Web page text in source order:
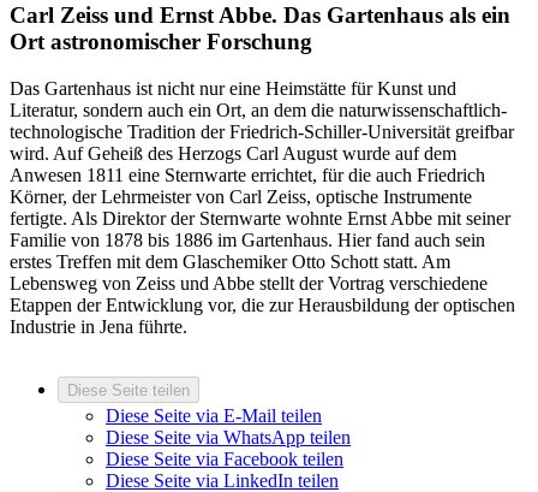
Carl Zeiss und Ernst Abbe. Das Gartenhaus als ein
Ort astronomischer Forschung
Das Gartenhaus ist nicht nur eine Heimstätte für Kunst und
Literatur, sondern auch ein Ort, an dem die naturwissenschaftlich-
technologische Tradition der Friedrich-Schiller-Universität greifbar
wird. Auf Geheiß des Herzogs Carl August wurde auf dem
Anwesen 1811 eine Sternwarte errichtet, für die auch Friedrich
Körner, der Lehrmeister von Carl Zeiss, optische Instrumente
fertigte. Als Direktor der Sternwarte wohnte Ernst Abbe mit seiner
Familie von 1878 bis 1886 im Gartenhaus. Hier fand auch sein
erstes Treffen mit dem Glaschemiker Otto Schott statt. Am
Lebensweg von Zeiss und Abbe stellt der Vortrag verschiedene
Etappen der Entwicklung vor, die zur Herausbildung der optischen
Industrie in Jena führte.
Diese Seite teilen
Diese Seite via E-Mail teilen
Diese Seite via WhatsApp teilen
Diese Seite via Facebook teilen
Diese Seite via LinkedIn teilen